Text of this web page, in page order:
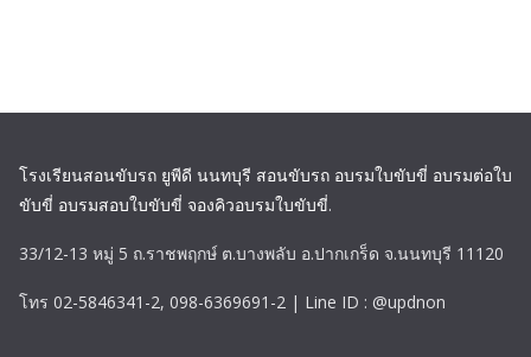
โรงเรียนสอนขับรถ ยูพีดี นนทบุรี สอนขับรถ อบรมใบขับขี่ อบรมต่อใบ
ขับขี่ อบรมสอบใบขับขี่ จองคิวอบรมใบขับขี่.
33/12-13 หมู่ 5 ถ.ราชพฤกษ์ ต.บางพลับ อ.ปากเกร็ด จ.นนทบุรี 11120
โทร 02-5846341-2, 098-6369691-2 | Line ID : @updnon